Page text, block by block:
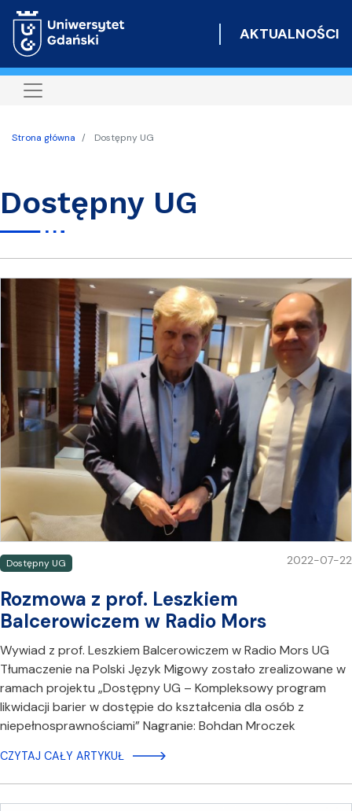
AKTUALNOŚCI
Strona główna Dostępny UG
Dostępny UG
Dostępny UG 2022-07-22
Rozmowa z prof. Leszkiem
Balcerowiczem w Radio Mors
Wywiad z prof. Leszkiem Balcerowiczem w Radio Mors UG
Tłumaczenie na Polski Język Migowy zostało zrealizowane w
ramach projektu „Dostępny UG – Kompleksowy program
likwidacji barier w dostępie do kształcenia dla osób z
niepełnosprawnościami” Nagranie: Bohdan Mroczek
CZYTAJ CAŁY ARTYKUŁ